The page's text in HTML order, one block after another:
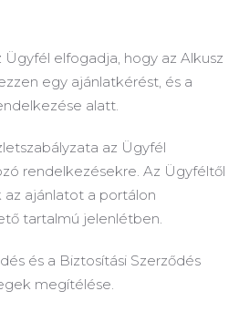
Ügyfél elfogadja, hogy az Alkusz
egy ajánlatkérést, és a
alatt.
az Ügyfél
rendelkezésekre. Az Ügyféltől
az ajánlatot a portálon
tartalmú jelenlétben.
és a Biztosítási Szerződés
megítélése.